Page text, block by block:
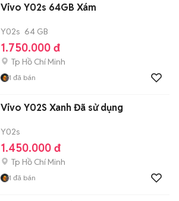
Vivo Y02s 64GB Xám
Y02s 64 GB
1.750.000 đ
Tp Hồ Chí Minh
1 đã bán
Vivo Y02S Xanh Đã sử dụng
Y02s
1.450.000 đ
Tp Hồ Chí Minh
1 đã bán